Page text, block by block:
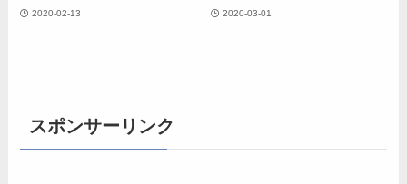
2020-02-13 2020-03-01
スポンサーリンク